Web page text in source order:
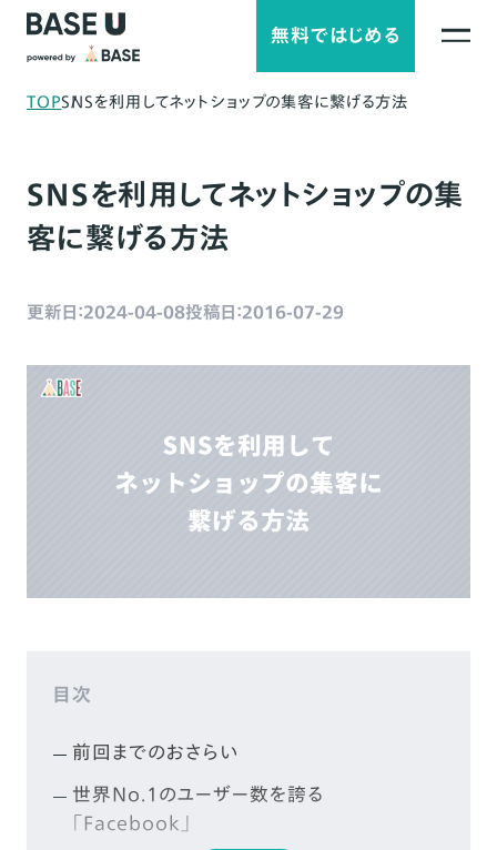
無料ではじめる
TOPSNSを利用してネットショップの集客に繋げる方法
SNSを利用してネットショップの集
客に繋げる方法
更新日：2024-04-08投稿日：2016-07-29
目次
前回までのおさらい
世界No.1のユーザー数を誇る
「Facebook」